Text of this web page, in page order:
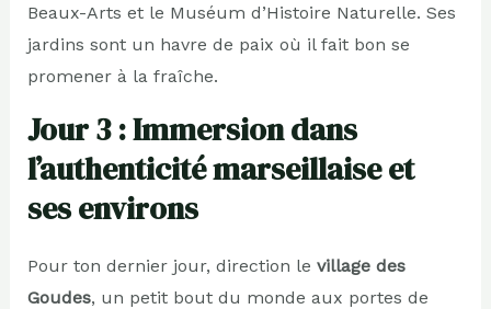
Beaux-Arts et le Muséum d’Histoire Naturelle. Ses
jardins sont un havre de paix où il fait bon se
promener à la fraîche.
Jour 3 : Immersion dans
l’authenticité marseillaise et
ses environs
Pour ton dernier jour, direction le village des
Goudes, un petit bout du monde aux portes de